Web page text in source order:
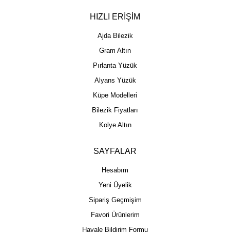
HIZLI ERİŞİM
Ajda Bilezik
Gram Altın
Pırlanta Yüzük
Alyans Yüzük
Küpe Modelleri
Bilezik Fiyatları
Kolye Altın
SAYFALAR
Hesabım
Yeni Üyelik
Sipariş Geçmişim
Favori Ürünlerim
Havale Bildirim Formu